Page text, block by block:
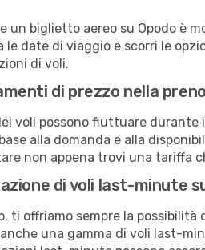
un biglietto aereo su Opodo è
le date di viaggio e scorri le
di voli.
di prezzo nella
voli possono fluttuare
alla domanda e alla
non appena trovi una tariffa
di voli last-minute
ti offriamo sempre la
una gamma di voli last-